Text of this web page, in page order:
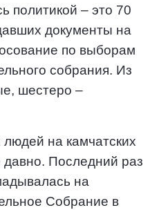
политикой – это 70
документы на
по выборам
собрания. Из
шестеро –
людей на камчатских
Последний раз
на
Собрание в